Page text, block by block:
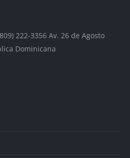
222-3356 Av. 26 de Agosto
Dominicana